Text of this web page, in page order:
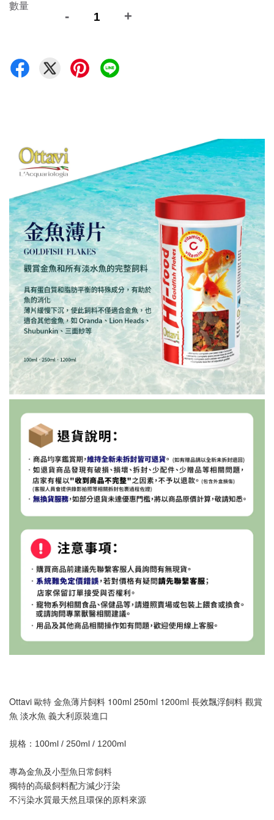
數量
- +
Ottavi 歐特 金魚薄片飼料 100ml 250ml 1200ml 長效飄浮飼料 觀賞
魚 淡水魚 義大利原裝進口
規格：100ml / 250ml / 1200ml
專為金魚及小型魚日常飼料
獨特的高級飼料配方減少汙染
不污染水質最天然且環保的原料來源